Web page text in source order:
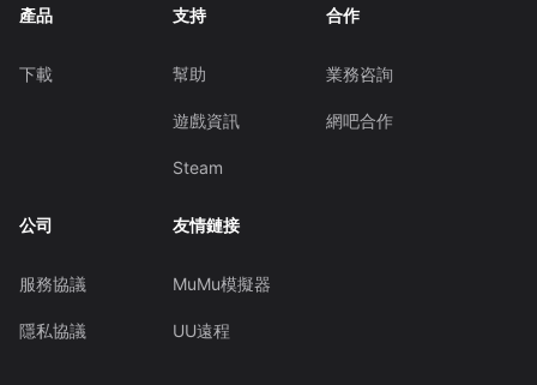
產品
下載
支持
幫助
遊戲資訊
Steam
合作
業務咨詢
網吧合作
公司
服務協議
隱私協議
友情鏈接
MuMu模擬器
UU遠程